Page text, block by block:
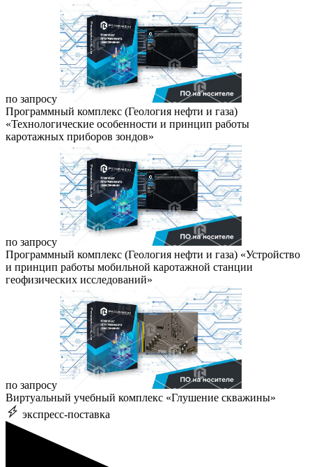
по запросу
Программный комплекс (Геология нефти и газа)
«Технологические особенности и принцип работы
каротажных приборов зондов»
по запросу
Программный комплекс (Геология нефти и газа) «Устройство
и принцип работы мобильной каротажной станции
геофизических исследований»
по запросу
Виртуальный учебный комплекс «Глушение скважины»
экспресс-поставка